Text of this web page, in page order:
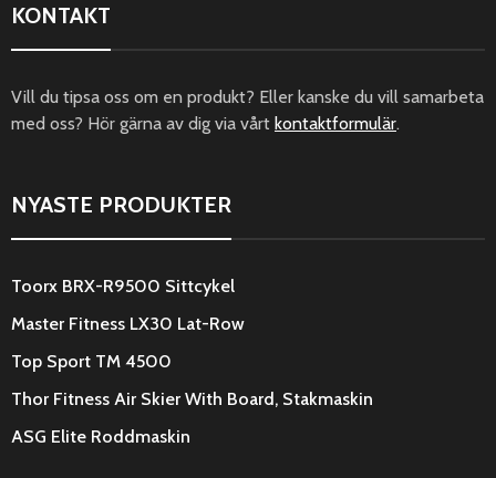
KONTAKT
Vill du tipsa oss om en produkt? Eller kanske du vill samarbeta
med oss? Hör gärna av dig via vårt kontaktformulär.
NYASTE PRODUKTER
Toorx BRX-R9500 Sittcykel
Master Fitness LX30 Lat-Row
Top Sport TM 4500
Thor Fitness Air Skier With Board, Stakmaskin
ASG Elite Roddmaskin